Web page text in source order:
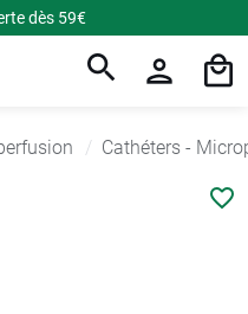
dès 59€
Cathéters -